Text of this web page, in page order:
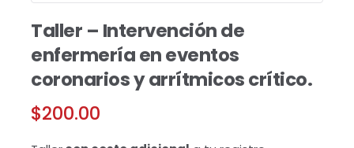
Taller – Intervención de
enfermería en eventos
coronarios y arrítmicos crítico.
$200.00